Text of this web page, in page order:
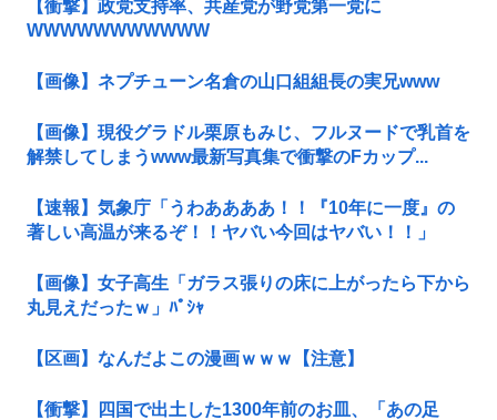
【衝撃】政党支持率、共産党が野党第一党に
WWWWWWWWWWW
【画像】ネプチューン名倉の山口組組長の実兄www
【画像】現役グラドル栗原もみじ、フルヌードで乳首を
解禁してしまうwww最新写真集で衝撃のFカップ...
【速報】気象庁「うわああああ！！『10年に一度』の
著しい高温が来るぞ！！ヤバい今回はヤバい！！」
【画像】女子高生「ガラス張りの床に上がったら下から
丸見えだったｗ」ﾊﾟｼｬ
【区画】なんだよこの漫画ｗｗｗ【注意】
【衝撃】四国で出土した1300年前のお皿、「あの足